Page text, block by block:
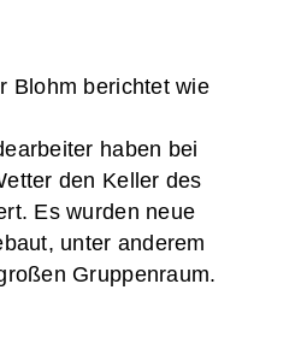
Blohm berichtet wie
haben bei
den Keller des
Es wurden neue
unter anderem
Gruppenraum.